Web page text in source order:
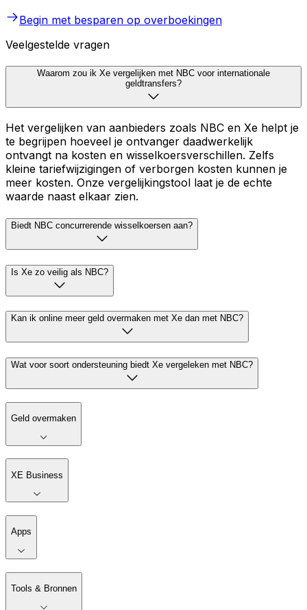
Begin met besparen op overboekingen
Veelgestelde vragen
Waarom zou ik Xe vergelijken met NBC voor internationale
geldtransfers?
Het vergelijken van aanbieders zoals NBC en Xe helpt je
te begrijpen hoeveel je ontvanger daadwerkelijk
ontvangt na kosten en wisselkoersverschillen. Zelfs
kleine tariefwijzigingen of verborgen kosten kunnen je
meer kosten. Onze vergelijkingstool laat je de echte
waarde naast elkaar zien.
Biedt NBC concurrerende wisselkoersen aan?
Is Xe zo veilig als NBC?
Kan ik online meer geld overmaken met Xe dan met NBC?
Wat voor soort ondersteuning biedt Xe vergeleken met NBC?
Geld overmaken
XE Business
Apps
Tools & Bronnen